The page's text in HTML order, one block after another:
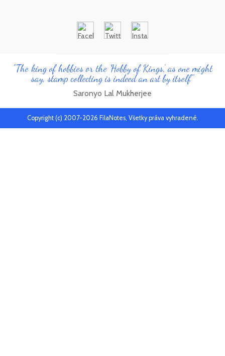
"The king of hobbies or the 'Hobby of Kings', as one might
say, stamp collecting is indeed an art by itself"
Saronyo Lal Mukherjee
Copyright (c) 2007-2026 FilaNotes, Všetky práva vyhradené.